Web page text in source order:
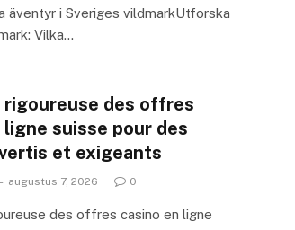
äventyr i Sveriges vildmarkUtforska
Vilka…
rigoureuse des offres
ligne suisse pour des
et exigeants
augustus 7, 2026 0
des offres casino en ligne